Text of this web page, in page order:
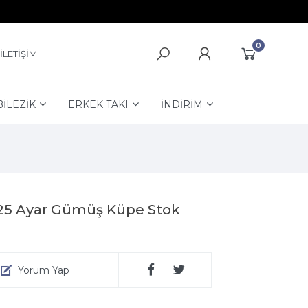
İLETİŞİM
0
ERKEK TAKI İNDİRİM
Ayar Gümüş Küpe Stok
Yorum Yap